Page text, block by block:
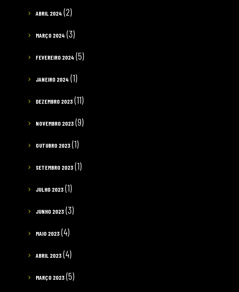
ABRIL 2024 (2)
MARÇO 2024 (3)
FEVEREIRO 2024 (5)
JANEIRO 2024 (1)
DEZEMBRO 2023 (11)
NOVEMBRO 2023 (9)
OUTUBRO 2023 (1)
SETEMBRO 2023 (1)
JULHO 2023 (1)
JUNHO 2023 (3)
MAIO 2023 (4)
ABRIL 2023 (4)
MARÇO 2023 (5)